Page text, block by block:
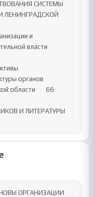
СИСТЕМЫ
ЛЕНИНГРАДСКОЙ
и
власти
органов
области	66
И ЛИТЕРАТУРЫ
ОРГАНИЗАЦИИ